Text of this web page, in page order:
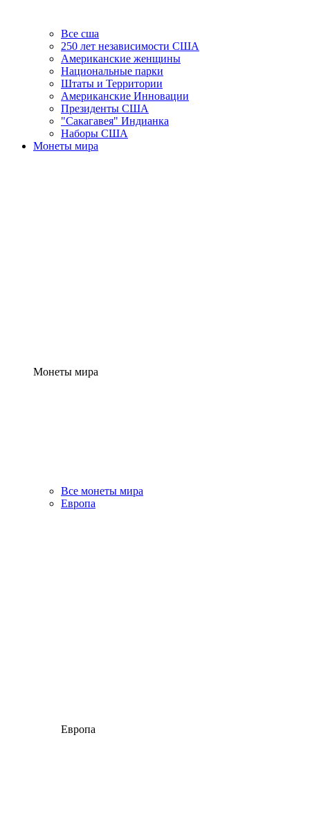
Все сша
250 лет независимости США
Американские женщины
Национальные парки
Штаты и Территории
Американские Инновации
Президенты США
"Сакагавея" Индианка
Наборы США
Монеты мира
Монеты мира
Все монеты мира
Европа
Европа